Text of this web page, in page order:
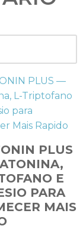
PLUS
E
PARA
MAIS